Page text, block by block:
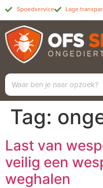
Spoedservice Lage
Tag:
Last van
veilig een
weghalen